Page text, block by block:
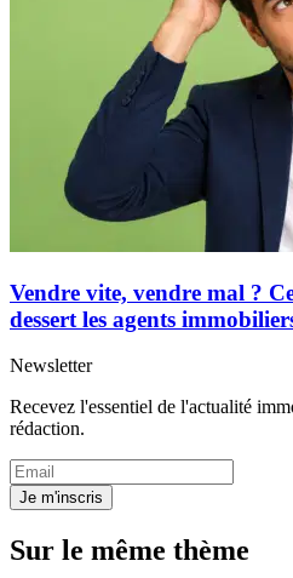
Vendre vite, vendre mal ?
dessert les agents
Newsletter
Recevez l'essentiel de l'actualité
rédaction.
Je m'inscris
Sur le même thème